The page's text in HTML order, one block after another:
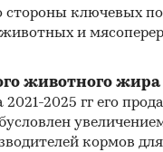
аналитика
Прогноз
Отчет отражает
рекомендацией
стороны ключевых
и
животного жира
2021-2025 гг его
кормов